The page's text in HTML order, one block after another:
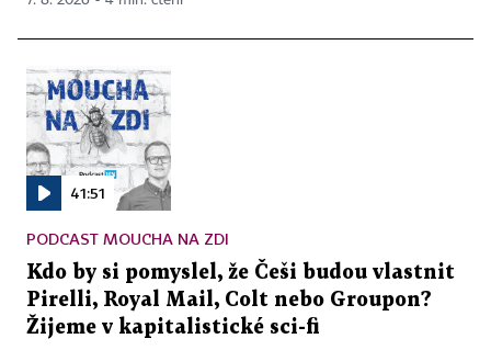
41:51
PODCAST MOUCHA NA ZDI
Kdo by si pomyslel, že Češi budou vlastnit
Pirelli, Royal Mail, Colt nebo Groupon?
Žijeme v kapitalistické sci-fi